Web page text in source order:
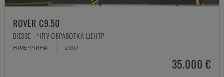
ROVER C9.50
BIESSE - ЧПУ ОБРАБОТКА ЦЕНТР
НІМЕЧЧИНА 2007
35.000 €